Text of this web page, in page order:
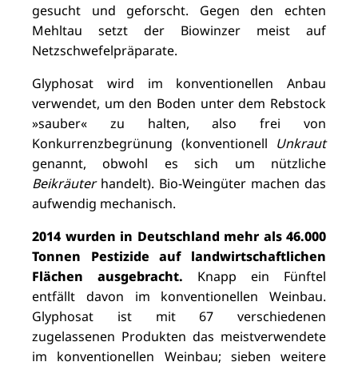
gesucht und geforscht. Gegen den echten
Mehltau setzt der Biowinzer meist auf
Netzschwefelpräparate.
Glyphosat wird im konventionellen Anbau
verwendet, um den Boden unter dem Rebstock
»sauber« zu halten, also frei von
Konkurrenzbegrünung (konventionell Unkraut
genannt, obwohl es sich um nützliche
Beikräuter handelt). Bio-Weingüter machen das
aufwendig mechanisch.
2014 wurden in Deutschland mehr als 46.000
Tonnen Pestizide auf landwirtschaftlichen
Flächen ausgebracht. Knapp ein Fünftel
entfällt davon im konventionellen Weinbau.
Glyphosat ist mit 67 verschiedenen
zugelassenen Produkten das meistverwendete
im konventionellen Weinbau; sieben weitere